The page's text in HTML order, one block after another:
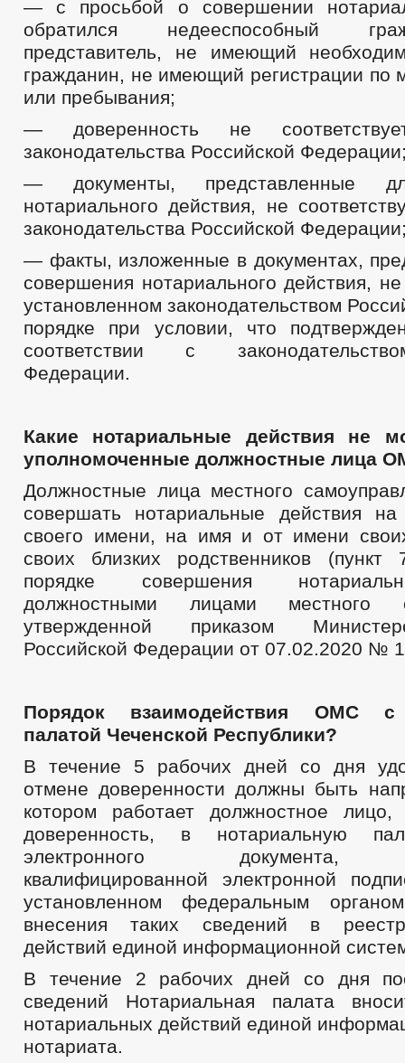
— с просьбой о совершении
обратился недееспособный
представитель, не имеющий
гражданин, не имеющий регистрации по
или пребывания;
— доверенность не
законодательства Российской
— документы, представленные
нотариального действия, не
законодательства Российской
— факты, изложенные в документах,
совершения нотариального действия,
установленном законодательством
порядке при условии, что
соответствии с
Федерации.
Какие нотариальные действия не
уполномоченные должностные лица
Должностные лица местного
совершать нотариальные действия
своего имени, на имя и от имени
своих близких родственников
порядке совершения
должностными лицами местного
утвержденной приказом
Российской Федерации от 07.02.2020 №
Порядок взаимодействия ОМС с
палатой Чеченской Республики?
В течение 5 рабочих дней со дня
отмене доверенности должны быть
котором работает должностное лицо,
доверенность, в нотариальную
электронного документа,
квалифицированной электронной
установленном федеральным
внесения таких сведений в
действий единой информационной
В течение 2 рабочих дней со дня
сведений Нотариальная палата
нотариальных действий единой
нотариата.